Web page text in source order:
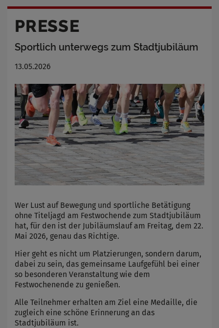
PRESSE
Sportlich unterwegs zum Stadtjubiläum
13.05.2026
Wer Lust auf Bewegung und sportliche Betätigung
ohne Titeljagd am Festwochende zum Stadtjubiläum
hat, für den ist der Jubiläumslauf am Freitag, dem 22.
Mai 2026, genau das Richtige.
Hier geht es nicht um Platzierungen, sondern darum,
dabei zu sein, das gemeinsame Laufgefühl bei einer
so besonderen Veranstaltung wie dem
Festwochenende zu genießen.
Alle Teilnehmer erhalten am Ziel eine Medaille, die
zugleich eine schöne Erinnerung an das
Stadtjubiläum ist.